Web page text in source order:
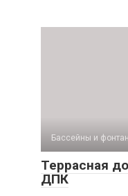
Бассейны и
Террасная
ДПК